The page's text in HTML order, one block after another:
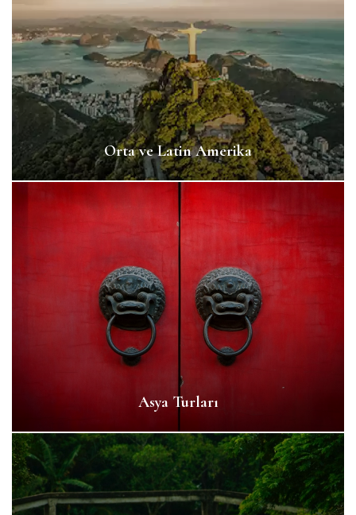
Orta ve Latin Amerika
Asya Turları